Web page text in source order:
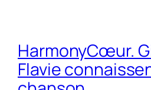
HarmonyCœur.
Flavie